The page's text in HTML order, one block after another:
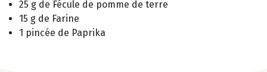
25 g de Fécule de pomme de terre
15 g de Farine
1 pincée de Paprika